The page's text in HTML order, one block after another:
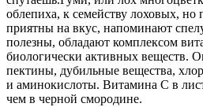
облепиха, к семейству лоховых,
приятны на вкус, напоминают
полезны, обладают комплексом
биологически активных веществ.
пектины, дубильные вещества,
и аминокислоты. Витамина С в
чем в черной смородине.